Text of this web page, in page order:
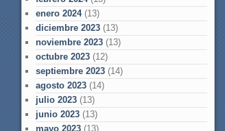
enero 2024(13)
diciembre 2023 (13)
noviembre 2023 (13)
octubre 2023 (12)
septiembre 2023 (14)
agosto 2023 (14)
julio 2023 (13)
junio 2023 (13)
mayo 2023 (13)